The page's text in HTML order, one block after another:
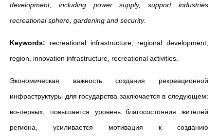
development, including power supply, support industries
recreational sphere, gardening and security.
Keywords: recreational infrastructure, regional development,
region, innovation infrastructure, recreational activities.
Экономическая важность создания рекреационной
инфраструктуры для государства заключается в следующем:
во-первых, повышается уровень благосостояния жителей
региона, усиливается мотивация к созданию